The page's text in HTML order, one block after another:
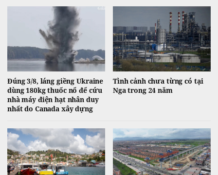
Đúng 3/8, láng giềng Ukraine
dùng 180kg thuốc nổ để cứu
nhà máy điện hạt nhân duy
nhất do Canada xây dựng
Tình cảnh chưa từng có tại
Nga trong 24 năm